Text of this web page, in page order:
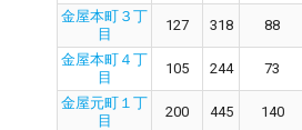
金屋本町３丁
目
127 318 88
金屋本町４丁
目
105 244 73
金屋元町１丁
目
200 445 140